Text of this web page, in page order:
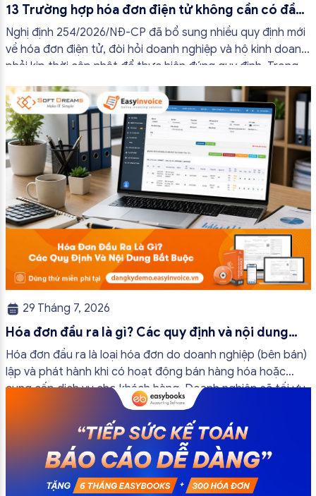
13 Trường hợp hóa đơn điện tử không cần có đầy
đủ nội dung từ 01/7/2026
Nghị định 254/2026/NĐ-CP đã bổ sung nhiều quy định mới
về hóa đơn điện tử, đòi hỏi doanh nghiệp và hộ kinh doanh
phải kịp thời cập nhật để thực hiện đúng quy định. Trong
bài viết này, hóa đơn điện tử EasyInvoice sẽ chia sẻ 13
trường hợp hóa đơn điện tử không cần […]
29 Tháng 7, 2026
Hóa đơn đầu ra là gì? Các quy định và nội dung
bắt buộc mới nhất
Hóa đơn đầu ra là loại hóa đơn do doanh nghiệp (bên bán)
lập và phát hành khi có hoạt động bán hàng hóa hoặc
cung cấp dịch vụ cho khách hàng. Doanh nghiệp sẽ tối ưu
quy trình vận hành và tránh được những án phạt hành
chính không đáng có nếu nắm rõ […]